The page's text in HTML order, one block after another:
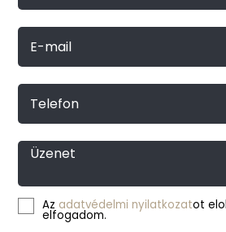
E-mail
Telefon
Üzenet
Az adatvédelmi nyilatkozatot
elfogadom.